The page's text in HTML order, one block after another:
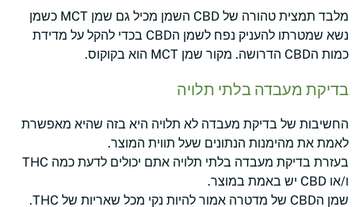
מלבד תמצית טהורה של CBD השמן מכיל גם שמן MCT כשמן
נשא שמטרתו להעניק נפח לשמן הCBD בכדי להקל על מדידת
כמות הCBD הדרושה. מקור שמן MCT הוא בקוקוס.
בדיקת מעבדה בלתי תלויה
החשיבות של בדיקת מעבדה לא תלויה היא בזה שהיא מאפשרת
לאמת את מהימנות הנתונים שעל תווית המוצר.
בעזרת בדיקת מעבדה בלתי תלויה אתם יכולים לדעת כמה THC
ו/או CBD יש באמת במוצר.
שמן הCBD של מדטרה אמור להיות נקי מכל שאריות של THC.